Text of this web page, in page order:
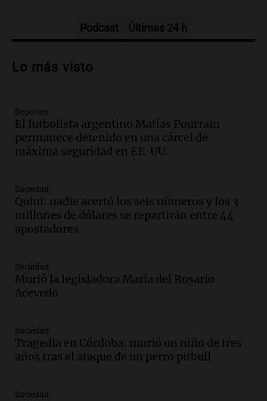
hablaron de su obra en Cadena 3
Audio.
recuerdo del paso de Juan Pablo II: "Te
traspasaba con la mirada"
Amamos los Domingos
Audio.
un imperdible cordobés para los
amantes de la astronomía
Amamos los Domingos
la historia del club de Irlanda
revolucionado por hinchas argentinos
Amamos los Domingos
Audio.
argentino regresa al país tras conflicto
con Brasil
Podcast Últimas 24 h
Lo más visto
Deportes
El futbolista argentino Matías Pourrain
permanece detenido en una cárcel de
máxima seguridad en EE. UU.
Sociedad
Quini: nadie acertó los seis números y los 3
millones de dólares se repartirán entre 44
apostadores
Sociedad
Murió la legisladora María del Rosario
Acevedo
Sociedad
Tragedia en Córdoba: murió un niño de tres
años tras el ataque de un perro pitbull
Sociedad